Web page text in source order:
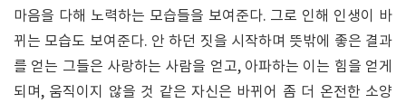
마음을 다해 노력하는 모습들을 보여준다. 그로 인해 인생이 바
뀌는 모습도 보여준다. 안 하던 짓을 시작하며 뜻밖에 좋은 결과
를 얻는 그들은 사랑하는 사람을 얻고, 아파하는 이는 힘을 얻게
되며, 움직이지 않을 것 같은 자신은 바뀌어 좀 더 온전한 소양